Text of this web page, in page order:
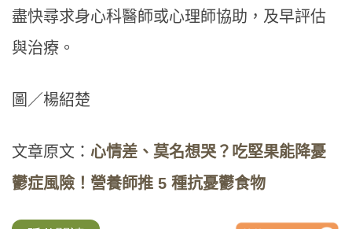
盡快尋求身心科醫師或心理師協助，及早評估
與治療。
圖／楊紹楚
文章原文： 心情差、莫名想哭？吃堅果能降憂
鬱症風險！營養師推 5 種抗憂鬱食物